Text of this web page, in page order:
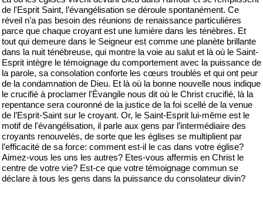
de l'Esprit Saint, l’évangélisation se déroule spontanément. Ce
réveil n’a pas besoin des réunions de renaissance particulières
parce que chaque croyant est une lumière dans les ténèbres. Et
tout qui demeure dans le Seigneur est comme une planète brillante
dans la nuit ténébreuse, qui montre la voie au salut et là où le Saint-
Esprit intègre le témoignage du comportement avec la puissance de
la parole, sa consolation conforte les cœurs troublés et qui ont peur
de la condamnation de Dieu. Et là où la bonne nouvelle nous indique
le crucifié à proclamer l'Évangile nous dit où le Christ crucifié, là la
repentance sera couronné de la justice de la foi scellé de la venue
de l’Esprit-Saint sur le croyant. Or, le Saint-Esprit lui-même est le
motif de l'évangélisation, il parle aux gens par l’intermédiaire des
croyants renouvelés, de sorte que les églises se multiplient par
l’efficacité de sa force: comment est-il le cas dans votre église?
Aimez-vous les uns les autres? Etes-vous affermis en Christ le
centre de votre vie? Est-ce que votre témoignage commun se
déclare à tous les gens dans la puissance du consolateur divin?